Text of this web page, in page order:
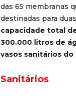
das 65 membranas
destinadas para
capacidade total
300.000 litros de
vasos sanitários
Sanitários